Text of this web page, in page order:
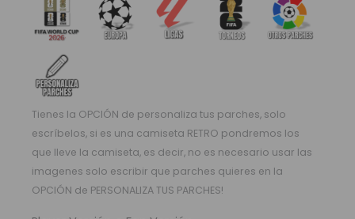
Tienes la OPCIÓN de personaliza tus parches, solo
escríbelos, si es una camiseta RETRO pondremos los
que lleve la camiseta, es decir, no es necesario usar las
imagenes solo escribir que parches quieres en la
OPCIÓN de PERSONALIZA TUS PARCHES!